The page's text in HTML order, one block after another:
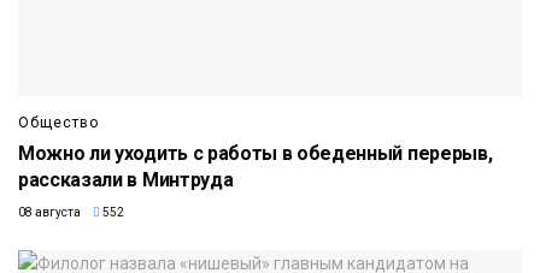
Общество
Можно ли уходить с работы в обеденный перерыв,
рассказали в Минтруда
08 августа 552